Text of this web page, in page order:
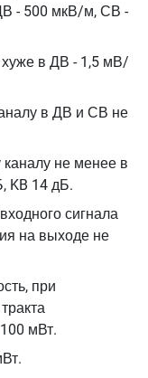
- 500 мкВ/м, СВ -
хуже в ДВ - 1,5 мВ/
в ДВ и СВ не
каналу не менее в
KB 14 дБ.
сигнала
на выходе не
при
мВт.